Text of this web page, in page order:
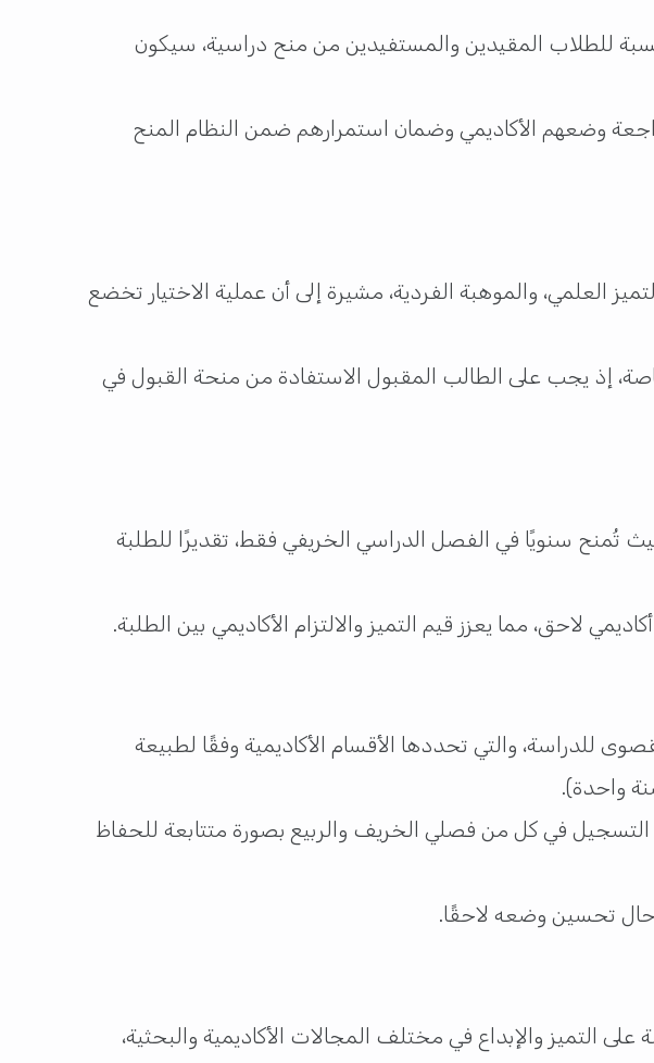
للطلاب المقيدين والمستفيدين من منح دراسية، سيكون
وضعهم الأكاديمي وضمان استمرارهم ضمن النظام المنح
العلمي، والموهبة الفردية، مشيرة إلى أن عملية الاختيار تخضع
إذ يجب على الطالب المقبول الاستفادة من منحة القبول في
تُمنح سنويًا في الفصل الدراسي الخريفي فقط، تقديرًا للطلبة
لاحق، مما يعزز قيم التميز والالتزام الأكاديمي بين الطلبة.
للدراسة، والتي تحددها الأقسام الأكاديمية وفقًا لطبيعة
واحدة).
في كل من فصلي الخريف والربيع بصورة متتابعة للحفاظ
حال تحسين وضعه لاحقًا.
التميز والإبداع في مختلف المجالات الأكاديمية والبحثية،